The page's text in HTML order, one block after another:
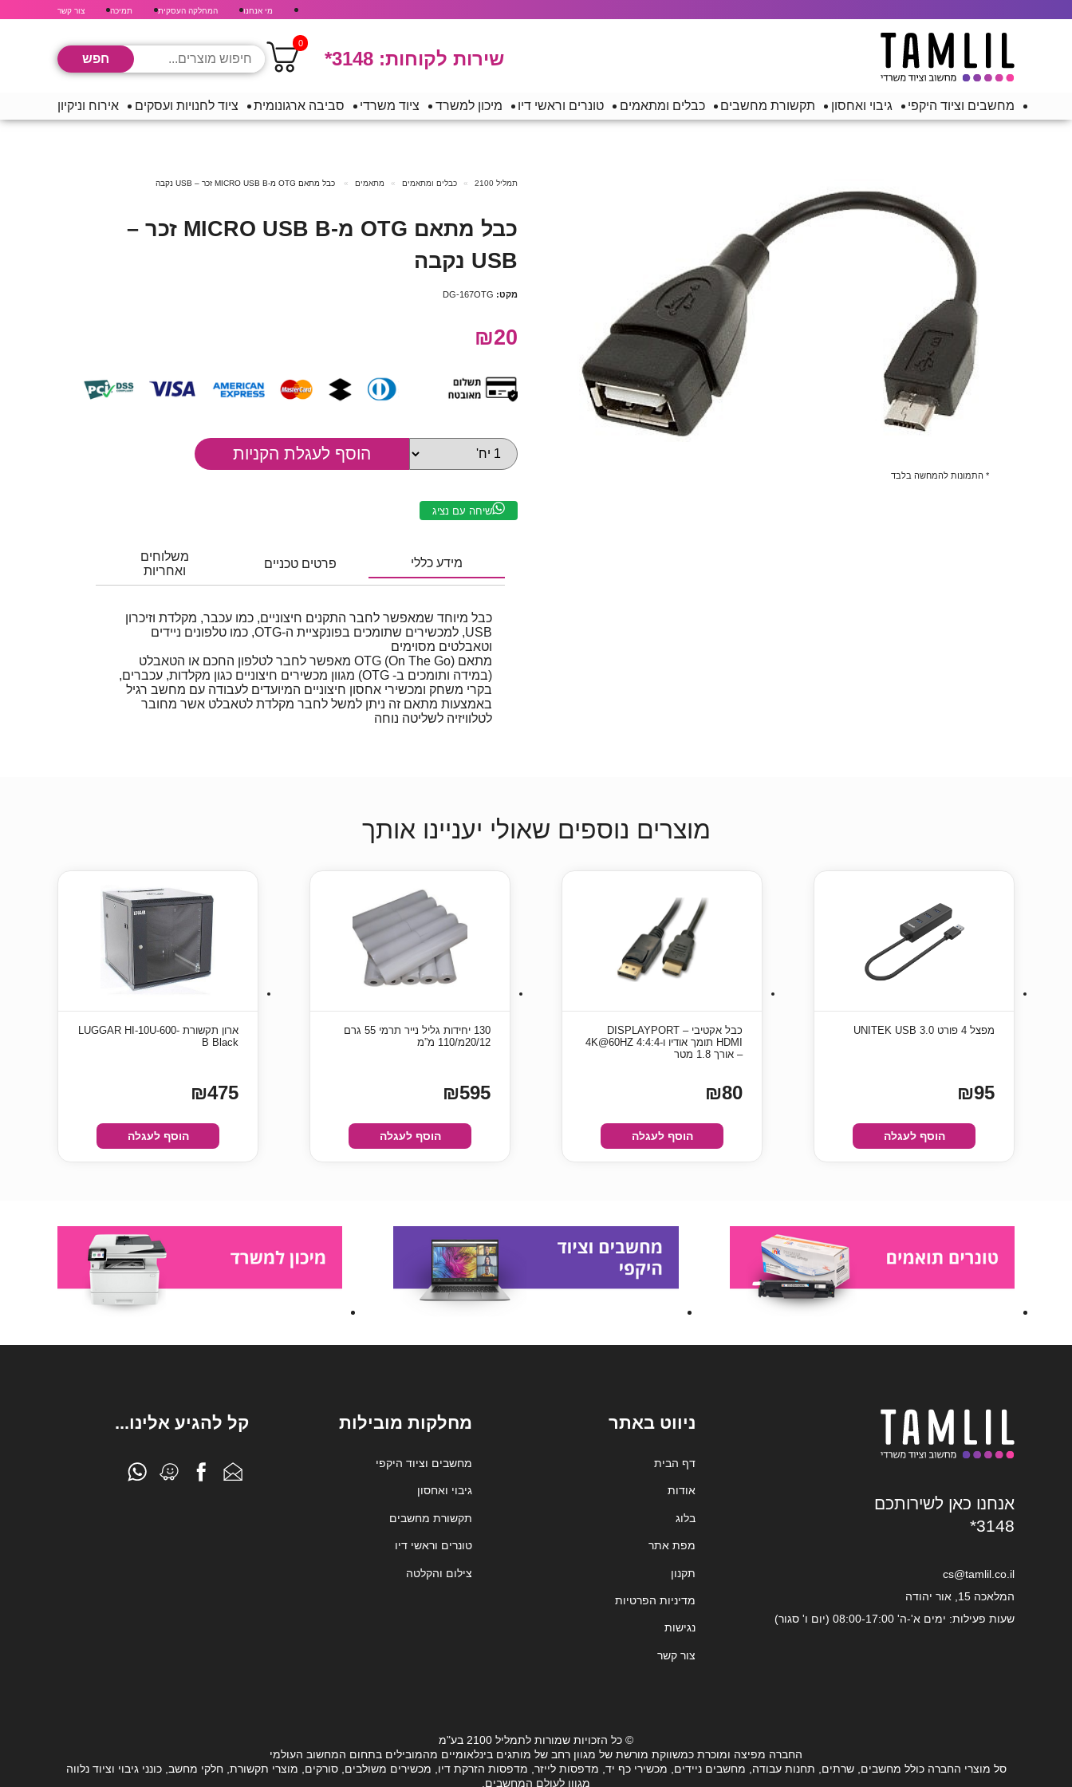
מי אנחנו המחלקה העסקית תמיכה צור קשר
שירות לקוחות: *3148
0
מחשבים וציוד היקפי גיבוי ואחסון תקשורת מחשבים כבלים ומתאמים טונרים וראשי דיו מיכון למשרד ציוד משרדי סביבה ארגונומית ציוד לחנויות ועסקים אירוח וניקיון
* התמונות להמחשה בלבד
תמליל 2100 כבלים ומתאמים מתאמים כבל מתאם OTG מ-MICRO USB B זכר – USB נקבה
כבל מתאם OTG מ-MICRO USB B זכר –
USB נקבה
מקט: DG-167OTG
₪20
שיחה עם נציג
מידע כללי פרטים טכניים
משלוחים
ואחריות
כבל מיוחד שמאפשר לחבר התקנים חיצוניים, כמו עכבר, מקלדת וזיכרון
USB, למכשירים שתומכים בפונקציית ה-OTG, כמו טלפונים ניידים
וטאבלטים מסוימים
מתאם OTG (On The Go) מאפשר לחבר לטלפון החכם או הטאבלט
(במידה ותומכים ב- OTG) מגוון מכשירים חיצוניים כגון מקלדות, עכברים,
בקרי משחק ומכשירי אחסון חיצוניים המיועדים לעבודה עם מחשב רגיל
באמצעות מתאם זה ניתן למשל לחבר מקלדת לטאבלט אשר מחובר
לטלוויזיה לשליטה נוחה
מוצרים נוספים שאולי יעניינו אותך
מפצל 4 פורט UNITEK USB 3.0
₪95
הוסף לעגלה
כבל אקטיבי DISPLAYPORT –
HDMI תומך אודיו ו-4K@60HZ 4:4:4
– אורך 1.8 מטר
₪80
הוסף לעגלה
130 יחידות גליל נייר תרמי 55 גרם
20/12מ/110 מ”מ
₪595
הוסף לעגלה
ארון תקשורת LUGGAR HI-10U-600-
B Black
₪475
הוסף לעגלה
אנחנו כאן לשירותכם
*3148
cs@tamlil.co.il
המלאכה 15, אור יהודה
שעות פעילות: ימים א'-ה' 08:00-17:00 (יום ו' סגור)
ניווט באתר
דף הבית
אודות
בלוג
מפת אתר
תקנון
מדיניות הפרטיות
נגישות
צור קשר
מחלקות מובילות
מחשבים וציוד היקפי
גיבוי ואחסון
תקשורת מחשבים
טונרים וראשי דיו
צילום והקלטה
קל להגיע אלינו...
© כל הזכויות שמורות לתמליל 2100 בע"מ
החברה מפיצה ומוכרת כמשווקת מורשת של מגוון רחב של מותגים בינלאומיים מהמובילים בתחום המחשוב העולמי
סל מוצרי החברה כולל מחשבים, שרתים, תחנות עבודה, מחשבים ניידים, מכשירי כף יד, מדפסות לייזר, מדפסות הזרקת דיו, מכשירים משולבים, סורקים, מוצרי תקשורת, חלקי מחשב, כונני גיבוי וציוד נלווה
מגוון לעולם המחשבים.